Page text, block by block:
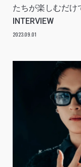
たちが楽しむだけ
INTERVIEW
2023.09.01